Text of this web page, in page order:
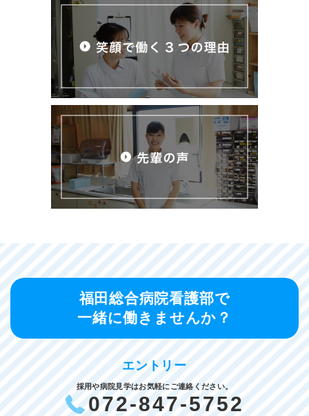
福田総合病院看護部で
一緒に働きませんか？
エントリー
採用や病院見学はお気軽にご連絡ください。
072-847-5752